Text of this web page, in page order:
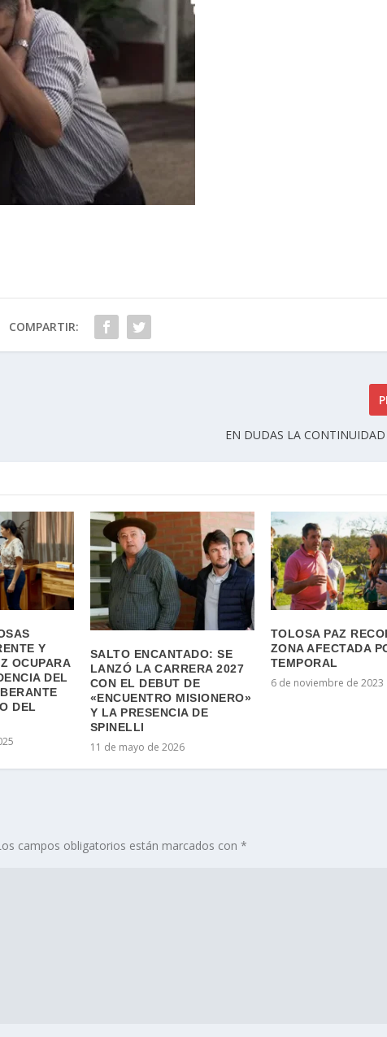
COMPARTIR:
EN DUDAS LA
Y
OCUPARA
DEL
DEL
SALTO ENCANTADO: SE
LANZÓ LA CARRERA 2027
CON EL DEBUT DE
«ENCUENTRO MISIONERO»
Y LA PRESENCIA DE
SPINELLI
11 de mayo de 2026
TOLOSA PAZ
ZONA AFECTADA
TEMPORAL
6 de noviembre de 2023
campos obligatorios están marcados con*